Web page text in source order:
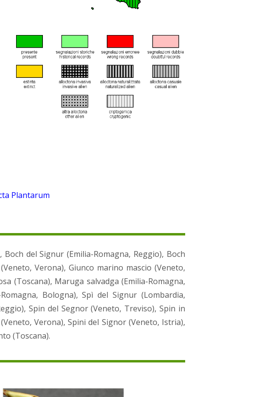
Plantarum
Boch del Signur (Emilia-Romagna, Reggio), Boch
Verona), Giunco marino mascio (Veneto,
(Toscana), Maruga salvadga (Emilia-Romagna,
Bologna), Spì del Signur (Lombardia,
Spin del Segnor (Veneto, Treviso), Spin in
Verona), Spini del Signor (Veneto, Istria),
(Toscana).